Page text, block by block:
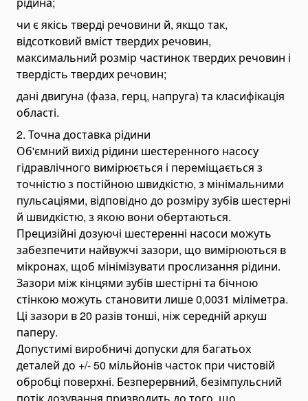
Підйомники для інвалідів
Заводи
Бетонні заводи
Асфальтні заводи
Автомобілерозвантажувачі
Урівнювальні платформи
Капсульні будинки
Гайковерти
чи є якісь тверді речовини й, якщо так,
відсотковий вміст твердих речовин,
максимальний розмір частинок твердих речовин і
твердість твердих речовин;
дані двигуна (фаза, герц, напруга) та класифікація
області.
2. Точна доставка рідини
Об'ємний вихід рідини шестеренного насосу
гідравлічного вимірюється і переміщається з
точністю з постійною швидкістю, з мінімальними
пульсаціями, відповідно до розміру зубів шестерні
й швидкістю, з якою вони обертаються.
Прецизійні дозуючі шестеренні насоси можуть
забезпечити найвужчі зазори, що вимірюються в
мікронах, щоб мінімізувати прослизання рідини.
Зазори між кінцями зубів шестірні та бічною
стінкою можуть становити лише 0,0031 міліметра.
Ці зазори в 20 разів тонші, ніж середній аркуш
паперу.
Допустимі виробничі допуски для багатьох
деталей до +/- 50 мільйонів часток при чистовій
обробці поверхні. Безперервний, безімпульсний
потік дозування призводить до того, що